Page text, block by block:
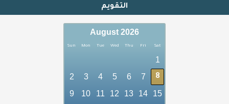
التقويم
August 2026
Sun Mon Tue Wed Thu Fri Sat
1
2
3 4 5 6 7 8
9 10 11 12 13 14
15